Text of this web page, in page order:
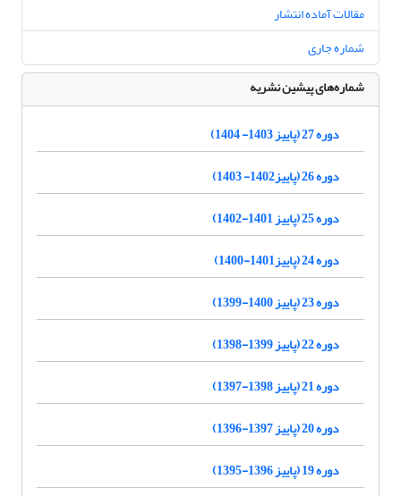
مقالات آماده انتشار
شماره جاری
شماره‌های پیشین نشریه
دوره 27 (پاییز 1403- 1404)
دوره 26 (پاییز1402- 1403)
دوره 25 (پاییز 1401-1402)
دوره 24 (پاییز1401-1400)
دوره 23 (پاییز 1400-1399)
دوره 22 (پاییز 1399-1398)
دوره 21 (پاییز 1398-1397)
دوره 20 (پاییز 1397-1396)
دوره 19 (پاییز 1396-1395)